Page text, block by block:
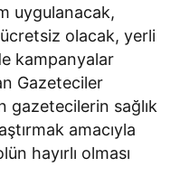
uygulanacak,
olacak, yerli
kampanyalar
Gazeteciler
gazetecilerin sağlık
amacıyla
hayırlı olması